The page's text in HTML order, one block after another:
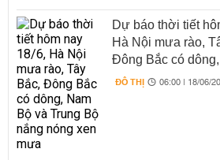
Dự báo thời tiết
Hà Nội mưa rào,
Đông Bắc có
Trung Bộ nắng
ĐÔ THỊ 06:00 | 18/06/